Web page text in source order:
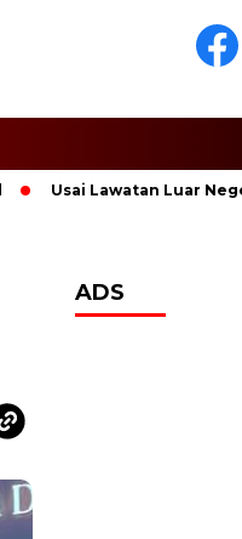
Usai Lawatan Luar Negeri,
ADS